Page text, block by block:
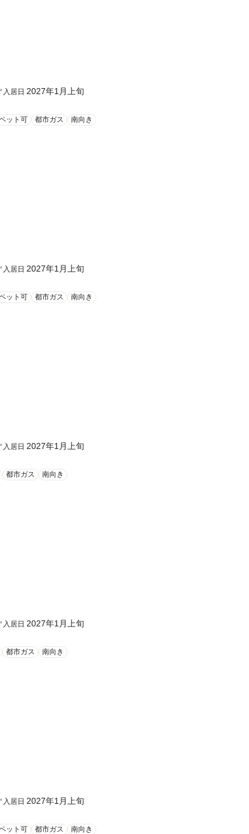
入居日 2027年1月上旬
ット可 都市ガス 南向き
入居日 2027年1月上旬
ット可 都市ガス 南向き
入居日 2027年1月上旬
都市ガス 南向き
入居日 2027年1月上旬
都市ガス 南向き
入居日 2027年1月上旬
ット可 都市ガス 南向き